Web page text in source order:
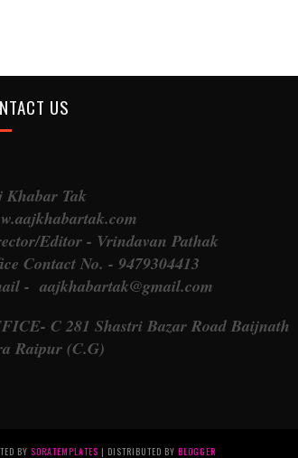
US
Khabar Tak
Editor - Vrindavan Pathak
Contact No. - 9479304413
- aajkhabartak@gmail.com
C 281 Shastri Bazar Road Baijnath
Raipur (C.G)
BY SORATEMPLATES | DISTRIBUTED BY BLOGGER